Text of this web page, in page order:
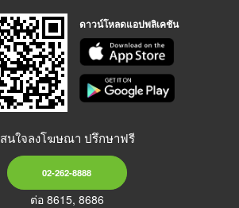
ดาวน์โหลดแอปพลิเคชัน
สนใจลงโฆษณา ปรึกษาฟรี
02-262-8888
ต่อ 8615, 8686